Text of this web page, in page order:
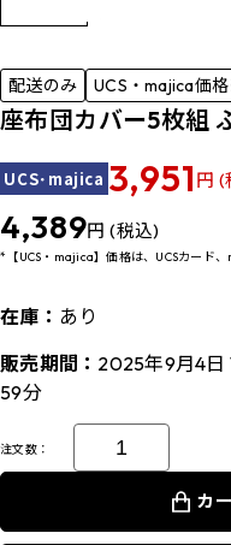
配送のみ UCS・majica価
座布団カバー5枚組
UCS･majica 3,951 円 (
4,389円 (税込)
*【UCS・majica】価格は、UCSカード
在庫： あり
販売期間： 2025年9月4日
59分
注文数：
カ